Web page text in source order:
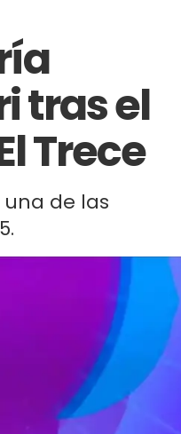
tras el
Trece
de las